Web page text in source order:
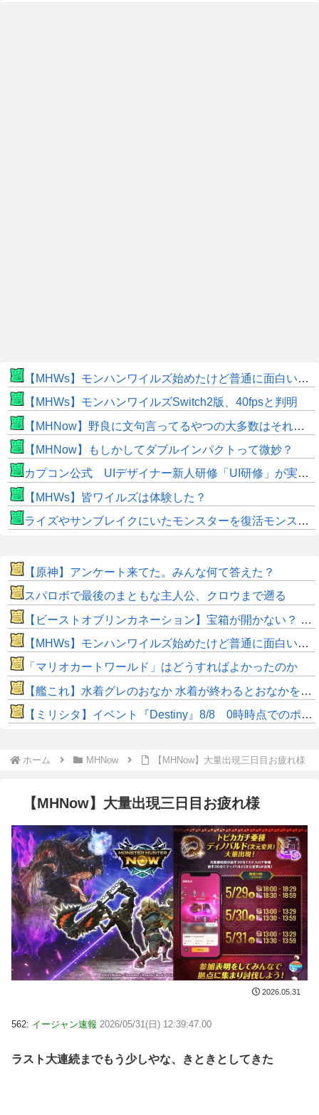
【MHWs】モンハンワイルズ始めたけど普通に面白いじゃん
【MHWs】モンハンワイルズSwitch2版、40fpsと判明
【MHNow】野良に文句言ってるやつの大多数はそれしてないだけの雑魚だから聞く耳持つだけムダよ
【MHNow】もしかしてダブルインパクトって微妙？
カプコン公式 UIデザイナー新人研修「UI研修」が実装まで進みました！
【MHWs】皆ワイルズは体験した？
ライズやサンブレイクにいたモンスターを復活モンスターと呼ぶのはやめよう
【原神】アンケート来てた。みんな何て答えた？
スパロボで最後のまともな主人公、クロウまで遡る
【ビーストオブリンカネーション】宝箱が開かない？ パスワードやマップ仕様に不満
【MHWs】モンハンワイルズ始めたけど普通に面白いじゃん
「マリオカートワールド」はどうすればよかったのか
【艦これ】水着グレのおなか 水着が終わるとおなかを隠してしまうから今のうちに堪能しておく 他
【ミリシタ】イベント『Destiny』8/8 0時時点でのポイント、ハイスコアのボーダー
ホーム MHNow 【MHNow】大量出現三日目お疲れ様
【MHNow】大量出現三日目お疲れ様
2026.05.31
562: イージャン速報 2026/05/31(日) 12:39:47.00
ラスト大連続までもう少しやな、きときとしてきた